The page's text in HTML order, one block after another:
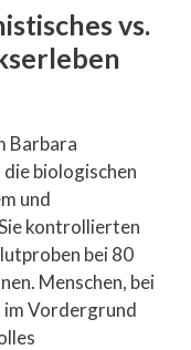
vs.
Barbara
biologischen
und
kontrollierten
bei 80
Menschen, bei
im Vordergrund